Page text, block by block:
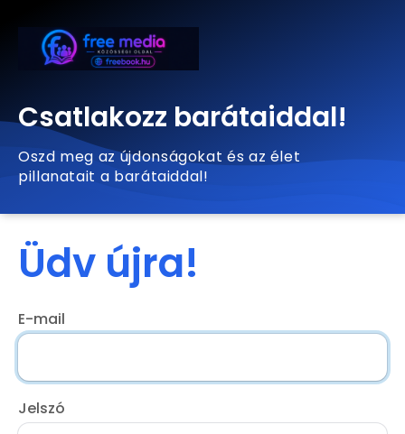
Csatlakozz barátaiddal!
Oszd meg az újdonságokat és az élet
pillanatait a barátaiddal!
Üdv újra!
E-mail
Jelszó